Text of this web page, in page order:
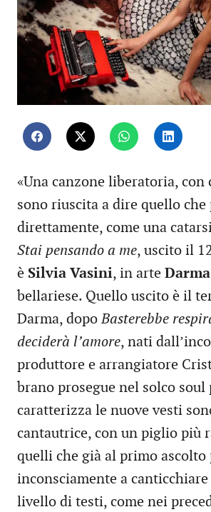
«Una canzone liberatoria,
sono riuscita a dire quello che
direttamente, come una
Stai pensando a me, uscito il
è Silvia Vasini, in arte Darma
bellariese. Quello uscito è il
Darma, dopoBasterebbe
deciderà l’amore, nati
produttore e arrangiatore
brano prosegue nel solco soul
caratterizza le nuove vesti
cantautrice, con un piglio più
quelli che già al primo ascolto
inconsciamente a
livello di testi, come nei